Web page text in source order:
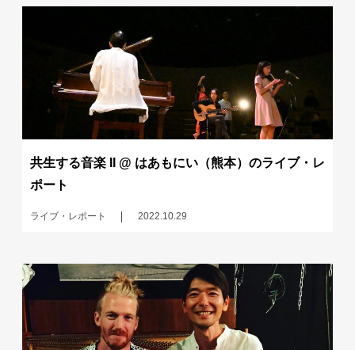
共生する音楽 II @ はあもにい（熊本）のライブ・レ
ポート
ライブ・レポート 2022.10.29